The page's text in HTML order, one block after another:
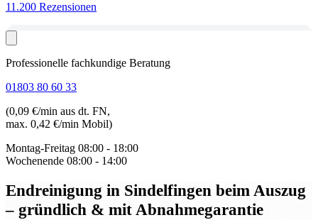
11.200 Rezensionen
Professionelle fachkundige Beratung
01803 80 60 33
(0,09 €/min aus dt. FN,
max. 0,42 €/min Mobil)
Montag-Freitag 08:00 - 18:00
Wochenende 08:00 - 14:00
Endreinigung in Sindelfingen beim Auszug
– gründlich & mit Abnahmegarantie